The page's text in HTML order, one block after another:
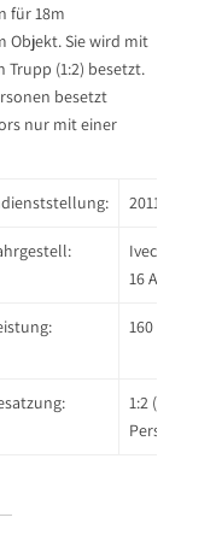
für 18m
Objekt. Sie wird mit
Trupp (1:2) besetzt.
besetzt
nur mit einer
2011
Iveco 80-
16 A
160 PS
1:2 (3
Personen)